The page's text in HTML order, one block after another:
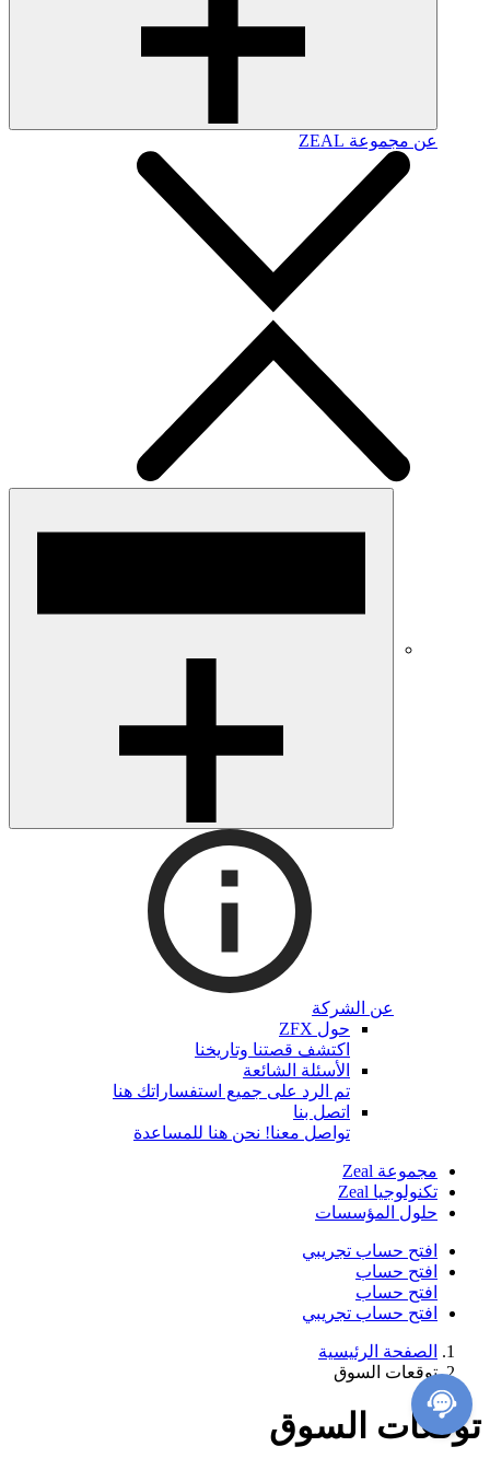
عن مجموعة ZEAL
عن الشركة
حول ZFX
اكتشف قصتنا وتاريخنا
الأسئلة الشائعة
تم الرد على جميع استفساراتك هنا
اتصل بنا
تواصل معنا! نحن هنا للمساعدة
مجموعة Zeal
تكنولوجيا Zeal
حلول المؤسسات
افتح حساب تجريبي
افتح حساب
افتح حساب
افتح حساب تجريبي
الصفحة الرئيسية
توقعات السوق
توقعات السوق